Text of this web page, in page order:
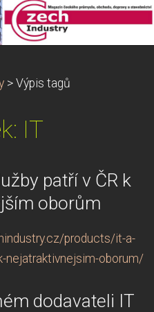
> Výpis tagů
IT
patří v ČR k
oborům
products/it-a-
nejatraktivnejsim-oborum/
dodavateli IT